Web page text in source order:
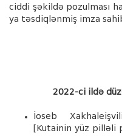
ciddi şə kildə pozulması hal
ya təsdiql ənmiş imza
2022-ci ildə
İoseb
[Kutainin yüz pilləli